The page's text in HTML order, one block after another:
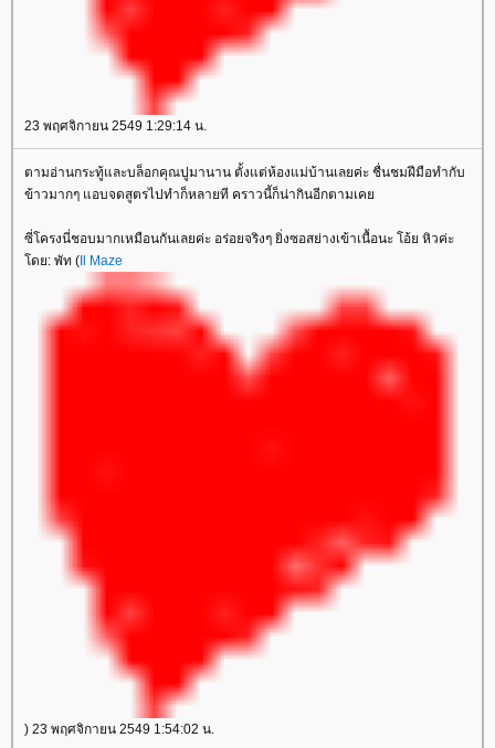
23 พฤศจิกายน 2549 1:29:14 น.
ตามอ่านกระทู้และบล็อกคุณปูมานาน ตั้งแต่ห้องแม่บ้านเลยค่ะ ชื่นชมฝีมือทำกับ
ข้าวมากๆ แอบจดสูตรไปทำก็หลายที คราวนี้ก็น่ากินอีกตามเค
ซี่โครงนี่ชอบมากเหมือนกันเลยค่ะ อร่อยจริงๆ ยิ่งซอสย่างเข้าเนื้อนะ โอ้ย หิวค่ะ
ดย: พัท ( Il Maze
) 23 พฤศจิกายน 2549 1:54:02 น.